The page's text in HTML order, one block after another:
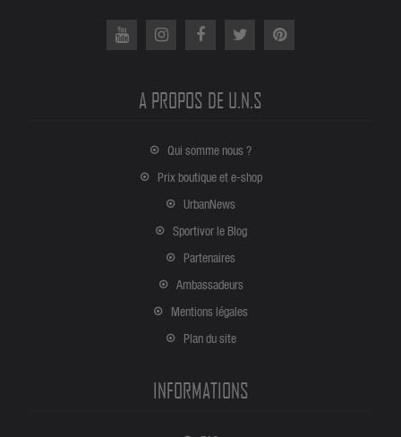
A PROPOS DE U.N.S
Qui somme nous ?
Prix boutique et e-shop
UrbanNews
Sportivor le Blog
Partenaires
Ambassadeurs
Mentions légales
Plan du site
INFORMATIONS